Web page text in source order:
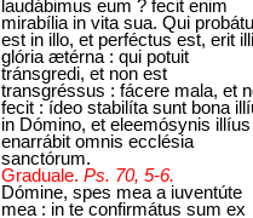
laudábimus eum ? fecit enim
mirabília in vita sua. Qui
est in illo, et perféctus est, erit illi
glória ætérna : qui potuit
tránsgredi, et non est
transgréssus : fácere mala, et
fecit : ídeo stabilíta sunt bona
in Dómino, et eleemósynis illíus
enarrábit omnis ecclésia
sanctórum.
Graduale. Ps. 70, 5-6.
Dómine, spes mea a iuventúte
mea : in te confirmátus sum ex